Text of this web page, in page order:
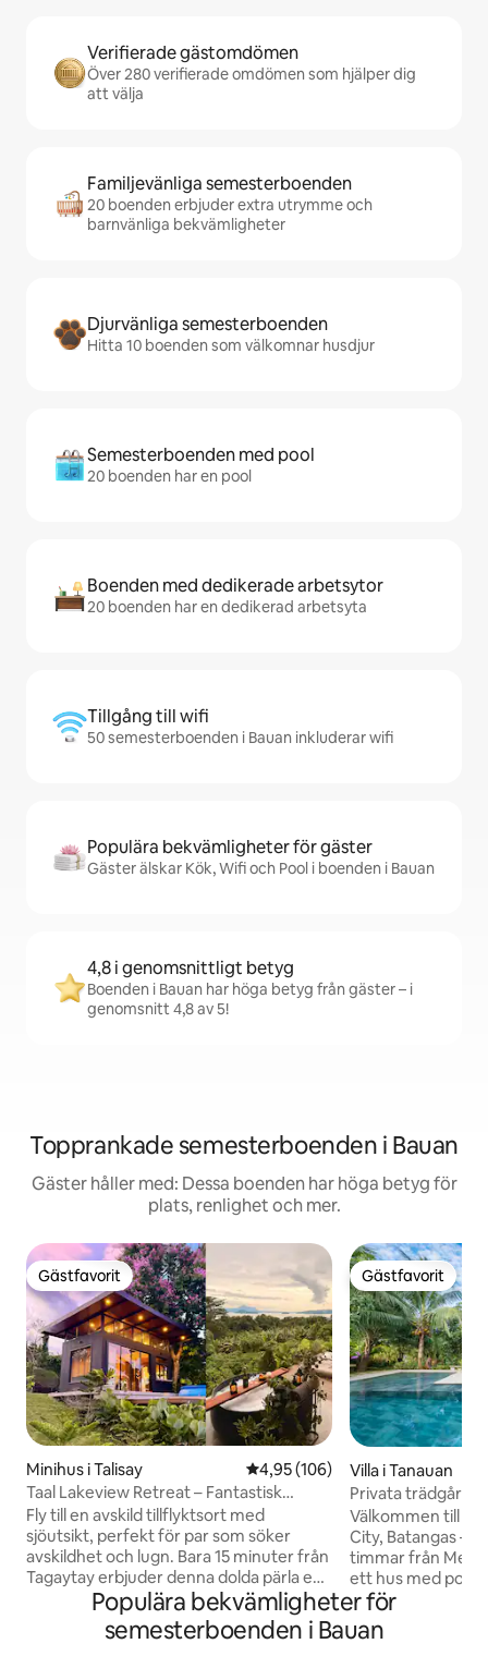
Verifierade gästomdömen
Över 280 verifierade omdömen som hjälper dig
att välja
Familjevänliga semesterboenden
20 boenden erbjuder extra utrymme och
barnvänliga bekvämligheter
Djurvänliga semesterboenden
Hitta 10 boenden som välkomnar husdjur
Semesterboenden med pool
20 boenden har en pool
Boenden med dedikerade arbetsytor
20 boenden har en dedikerad arbetsyta
Tillgång till wifi
50 semesterboenden i Bauan inkluderar wifi
Populära bekvämligheter för gäster
Gäster älskar Kök, Wifi och Pool i boenden i Bauan
4,8 i genomsnittligt betyg
Boenden i Bauan har höga betyg från gäster – i
genomsnitt 4,8 av 5!
Topprankade semesterboenden i Bauan
Gäster håller med: Dessa boenden har höga betyg för
plats, renlighet och mer.
Gästfavorit
Gästfavorit
Minihus i Talisay 4,95 av 5 i genomsnittligt
4,95 (106)
Taal Lakeview Retreat – Fantastisk
panoramautsikt
Fly till en avskild tillflyktsort med
sjöutsikt, perfekt för par som söker
avskildhet och lugn. Bara 15 minuter från
Tagaytay erbjuder denna dolda pärla en
fri sjöutsikt och en lugn tillflyktsort. Det
lilla huset ligger på en privat egendom på
över 700 kvm och har ett rymligt däck
Gästfavorit
Gästfavorit
Villa i Tanauan
Privata
pickleball-bana
Välkommen till
City, Batangas –
timmar från
ett hus med
kluster av villor
expansiv trädgård. Njut av
användning av
Populära bekvämligheter för
semesterboenden i Bauan